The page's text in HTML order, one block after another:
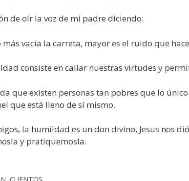
de oír la voz de mi padre diciendo:
más vacía la carreta, mayor es el ruido que
consiste en callar nuestras virtudes y
que existen personas tan pobres que lo
que está lleno de sí mismo.
la humildad es un don divino, Jesus nos
y pratiquemosla.
,CUENTOS